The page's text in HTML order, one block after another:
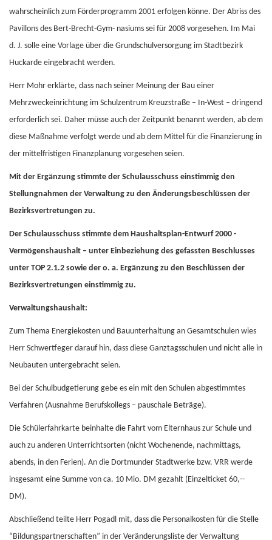
wahrscheinlich zum Förderprogramm 2001 erfolgen könne. Der Abriss des
Pavillons des Bert-Brecht-Gym- nasiums sei für 2008 vorgesehen. Im Mai
d. J. solle eine Vorlage über die Grundschulversorgung im Stadtbezirk
Huckarde eingebracht werden.
Herr Mohr erklärte, dass nach seiner Meinung der Bau einer
Mehrzweckeinrichtung im Schulzentrum Kreuzstraße – In-West – dringend
erforderlich sei. Daher müsse auch der Zeitpunkt benannt werden, ab dem
diese Maßnahme verfolgt werde und ab dem Mittel für die Finanzierung in
der mittelfristigen Finanzplanung vorgesehen seien.
Mit der Ergänzung stimmte der Schulausschuss einstimmig den
Stellungnahmen der Verwaltung zu den Änderungsbeschlüssen der
Bezirksvertretungen zu.
Der Schulausschuss stimmte dem Haushaltsplan-Entwurf 2000 -
Vermögenshaushalt – unter Einbeziehung des gefassten Beschlusses
unter TOP 2.1.2 sowie der o. a. Ergänzung zu den Beschlüssen der
Bezirksvertretungen einstimmig zu.
Verwaltungshaushalt:
Zum Thema Energiekosten und Bauunterhaltung an Gesamtschulen wies
Herr Schwertfeger darauf hin, dass diese Ganztagsschulen und nicht alle in
Neubauten untergebracht seien.
Bei der Schulbudgetierung gebe es ein mit den Schulen abgestimmtes
Verfahren (Ausnahme Berufskollegs – pauschale Beträge).
Die Schülerfahrkarte beinhalte die Fahrt vom Elternhaus zur Schule und
auch zu anderen Unterrichtsorten (nicht Wochenende, nachmittags,
abends, in den Ferien). An die Dortmunder Stadtwerke bzw. VRR werde
insgesamt eine Summe von ca. 10 Mio. DM gezahlt (Einzelticket 60,--
DM).
Abschließend teilte Herr Pogadl mit, dass die Personalkosten für die Stelle
“Bildungspartnerschaften” in der Veränderungsliste der Verwaltung